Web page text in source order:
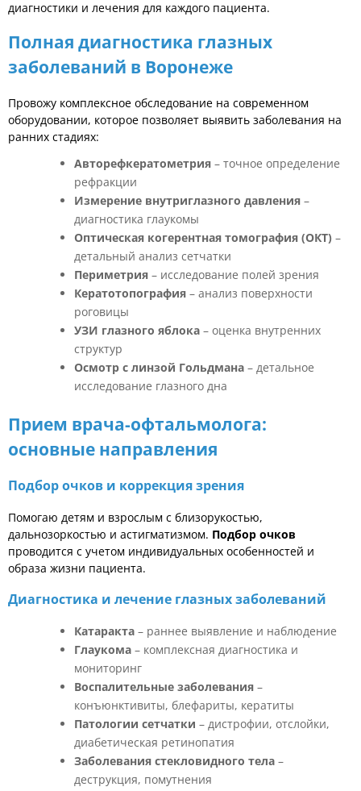
диагностики и лечения для каждого пациента.
Полная диагностика глазных
заболеваний в Воронеже
Провожу комплексное обследование на современном
оборудовании, которое позволяет выявить заболевания на
ранних стадиях:
Авторефкератометрия – точное определение
рефракции
Измерение внутриглазного давления –
диагностика глаукомы
Оптическая когерентная томография (ОКТ) –
детальный анализ сетчатки
Периметрия – исследование полей зрения
Кератотопография – анализ поверхности
роговицы
УЗИ глазного яблока – оценка внутренних
структур
Осмотр с линзой Гольдмана – детальное
исследование глазного дна
Прием врача-офтальмолога:
основные направления
Подбор очков и коррекция зрения
Помогаю детям и взрослым с близорукостью,
дальнозоркостью и астигматизмом. Подбор очков
проводится с учетом индивидуальных особенностей и
образа жизни пациента.
Диагностика и лечение глазных заболеваний
Катаракта – раннее выявление и наблюдение
Глаукома – комплексная диагностика и
мониторинг
Воспалительные заболевания –
конъюнктивиты, блефариты, кератиты
Патологии сетчатки – дистрофии, отслойки,
диабетическая ретинопатия
Заболевания стекловидного тела –
деструкция, помутнения